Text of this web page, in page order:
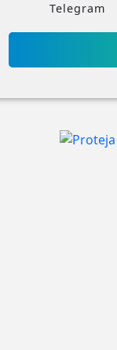
Telegram